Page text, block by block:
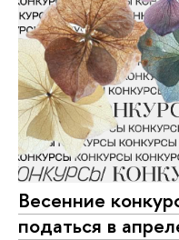
Весенние
податься в